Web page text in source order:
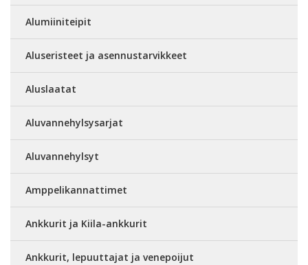
Alumiiniteipit
Aluseristeet ja asennustarvikkeet
Aluslaatat
Aluvannehylsysarjat
Aluvannehylsyt
Amppelikannattimet
Ankkurit ja Kiila-ankkurit
Ankkurit, lepuuttajat ja venepoijut